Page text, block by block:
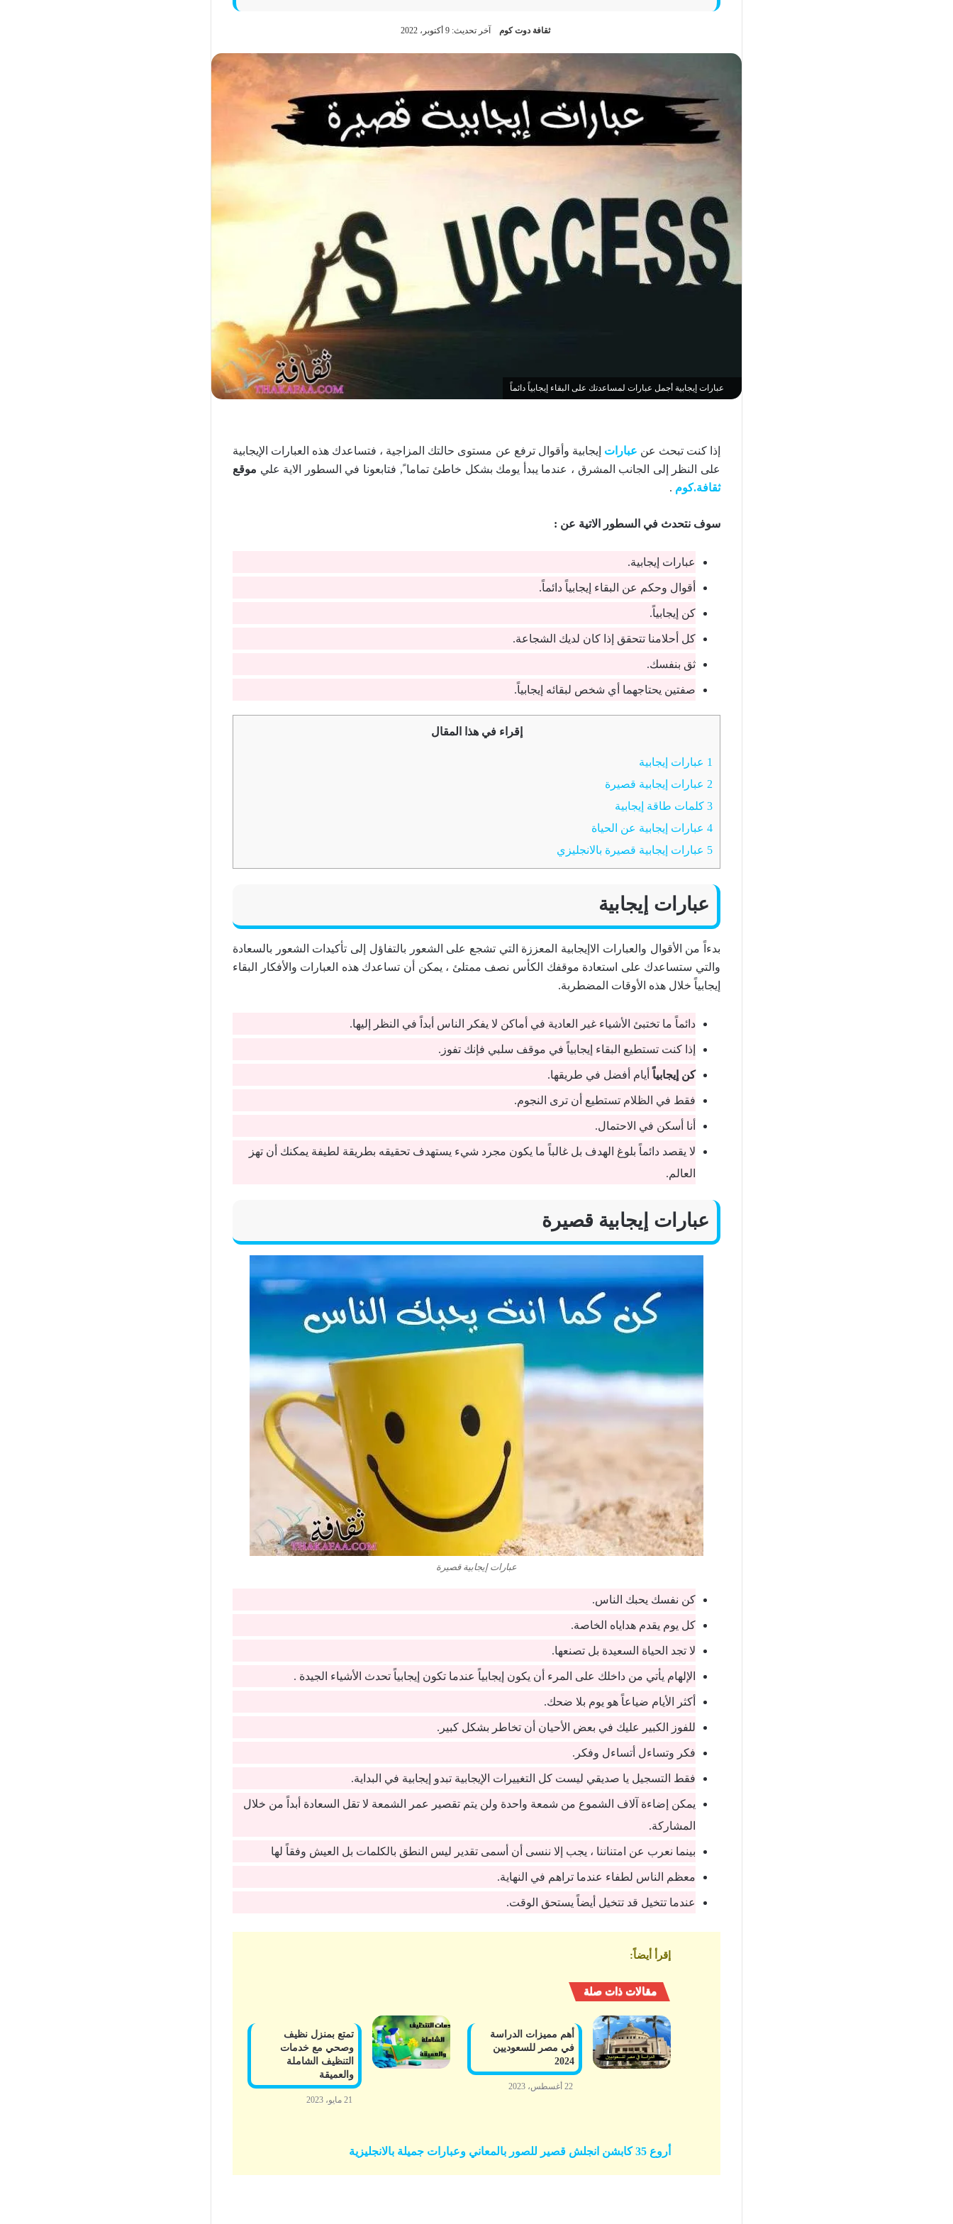
ثقافة دوت كوم آخر تحديث: 9 أكتوبر، 2022
عبارات إيجابية أجمل عبارات لمساعدتك على البقاء إيجابياً دائماً
إذا كنت تبحث عن عبارات إيجابية وأقوال ترفع عن مستوى حالتك المزاجية ، فتساعدك هذه العبارات الإيجابية
على النظر إلى الجانب المشرق ، عندما يبدأ يومك بشكل خاطئ تماما ً, فتابعونا في السطور الاية علي موقع
ثقافة.كوم .
سوف نتحدث في السطور الاتية عن :
عبارات إيجابية.
أقوال وحكم عن البقاء إيجابياً دائماً.
كن إيجابياً.
كل أحلامنا تتحقق إذا كان لديك الشجاعة.
ثق بنفسك.
صفتين يحتاجهما أي شخص لبقائه إيجابياً.
إقراء في هذا المقال
1 عبارات إيجابية
2 عبارات إيجابية قصيرة
3كلمات طاقة إيجابية
4عبارات إيجابية عن الحياة
5 عبارات إيجابية قصيرة بالانجليزي
عبارات إيجابية
بدءاً من الأقوال والعبارات الاإيجابية المعززة التي تشجع على الشعور بالتفاؤل إلى تأكيدات الشعور بالسعادة
والتي ستساعدك على استعادة موقفك الكأس نصف ممتلئ ، يمكن أن تساعدك هذه العبارات والأفكار البقاء
إيجابياً خلال هذه الأوقات المضطربة.
دائماً ما تختبئ الأشياء غير العادية في أماكن لا يفكر الناس أبداً في النظر إليها.
إذا كنت تستطيع البقاء إيجابياً في موقف سلبي فإنك تفوز.
كن إيجابياً أيام أفضل في طريقها.
فقط في الظلام تستطيع أن ترى النجوم.
أنا أسكن في الاحتمال.
لا يقصد دائماً بلوغ الهدف بل غالباً ما يكون مجرد شيء يستهدف تحقيقه بطريقة لطيفة يمكنك أن تهز
العالم.
عبارات إيجابية قصيرة
عبارات إيجابية قصيرة
كن نفسك يحبك الناس.
كل يوم يقدم هداياه الخاصة.
لا تجد الحياة السعيدة بل تصنعها.
الإلهام يأتي من داخلك على المرء أن يكون إيجابياً عندما تكون إيجابياً تحدث الأشياء الجيدة .
أكثر الأيام ضياعاً هو يوم بلا ضحك.
للفوز الكبير عليك في بعض الأحيان أن تخاطر بشكل كبير.
فكر وتساءل أتساءل وفكر.
فقط التسجيل يا صديقي ليست كل التغييرات الإيجابية تبدو إيجابية في البداية.
يمكن إضاءة آلاف الشموع من شمعة واحدة ولن يتم تقصير عمر الشمعة لا تقل السعادة أبداً من خلال
المشاركة.
بينما نعرب عن امتناننا ، يجب إلا ننسى أن أسمى تقدير ليس النطق بالكلمات بل العيش وفقاً لها
معظم الناس لطفاء عندما تراهم في النهاية.
عندما تتخيل قد تتخيل أيضاً يستحق الوقت.
إقرأ أيضاً:
مقالات ذات صلة
أهم مميزات الدراسة
في مصر للسعوديين
2024
22 أغسطس، 2023
تمتع بمنزل نظيف
وصحي مع خدمات
التنظيف الشاملة
والعميقة
21 مايو، 2023
أروع 35 كابشن انجلش قصير للصور بالمعاني وعبارات جميلة بالانجليزية